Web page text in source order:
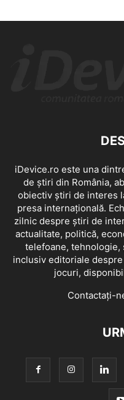
iDevice.ro este una
de știri din România,
obiectiv știri de interes
presa internațională.
zilnic despre știri de
actualitate, politică,
telefoane, tehnologie,
inclusiv editoriale
jocuri,
Contactați-